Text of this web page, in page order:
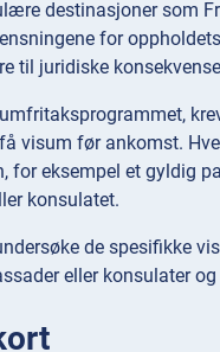
destinasjoner som
for
til juridiske
visum før ankomst.
for eksempel et gyldig
konsulatet.
de spesifikke
eller konsulater